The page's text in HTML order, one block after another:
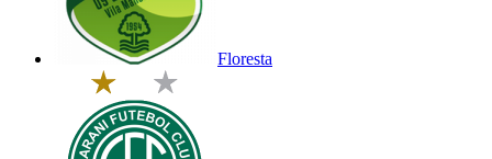
Floresta